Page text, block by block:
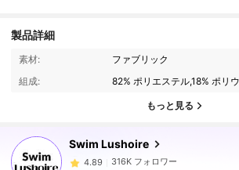
製品詳細
素材:
ファブリック
組成:
82% ポリエステル,18% ポリ
もっと見る
Swim Lushoire
316K フォロワー
316K フォロワー
4.89 316K フォロワー